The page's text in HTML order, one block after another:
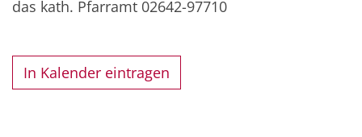
das kath. Pfarramt 02642-97710
In Kalender eintragen